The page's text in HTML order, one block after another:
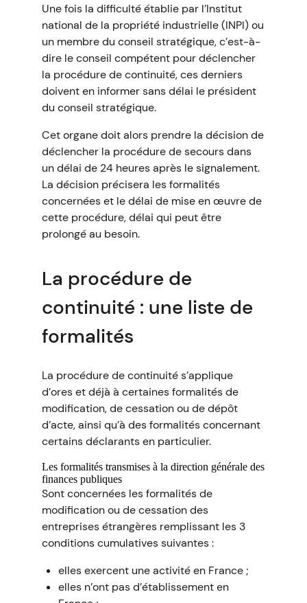
Une fois la difficulté établie par l’Institut
national de la propriété industrielle (INPI) ou
un membre du conseil stratégique, c’est-à-
dire le conseil compétent pour déclencher
la procédure de continuité, ces derniers
doivent en informer sans délai le président
du conseil stratégique.
Cet organe doit alors prendre la décision de
déclencher la procédure de secours dans
un délai de 24 heures après le signalement.
La décision précisera les formalités
concernées et le délai de mise en œuvre de
cette procédure, délai qui peut être
prolongé au besoin.
La procédure de
continuité : une liste de
formalités
La procédure de continuité s’applique
d’ores et déjà à certaines formalités de
modification, de cessation ou de dépôt
d’acte, ainsi qu’à des formalités concernant
certains déclarants en particulier.
Les formalités transmises à la direction générale des
finances publiques
Sont concernées les formalités de
modification ou de cessation des
entreprises étrangères remplissant les 3
conditions cumulatives suivantes :
elles exercent une activité en France ;
elles n’ont pas d’établissement en